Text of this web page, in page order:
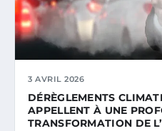
3 AVRIL 2026
DÉRÈGLEMENTS
APPELLENT À UNE
TRANSFORMATION DE